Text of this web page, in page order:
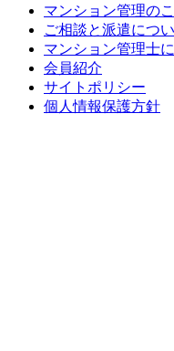
マンション管理の
ご相談と派遣につ
マンション管理士
会員紹介
サイトポリシー
個人情報保護方針